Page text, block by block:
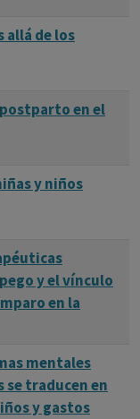
allá de los
en el
y niños
y el vínculo
en la
mentales
traducen en
y gastos